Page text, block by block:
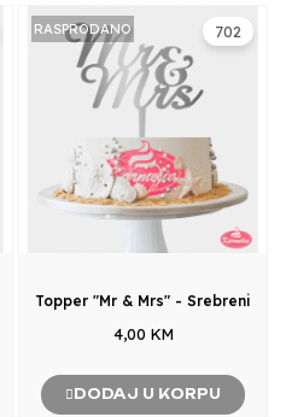
702
RASPRODANO
Topper "Mr & Mrs" - Srebreni
4,00 KM
DODAJ U KORPU